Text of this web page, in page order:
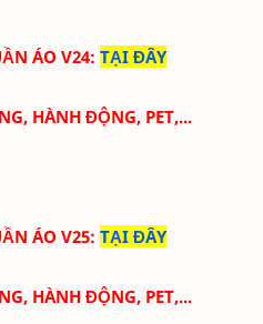
ÁO V24: TẠI ĐÂY
HÀNH ĐỘNG, PET,...
ÁO V25: TẠI ĐÂY
HÀNH ĐỘNG, PET,...